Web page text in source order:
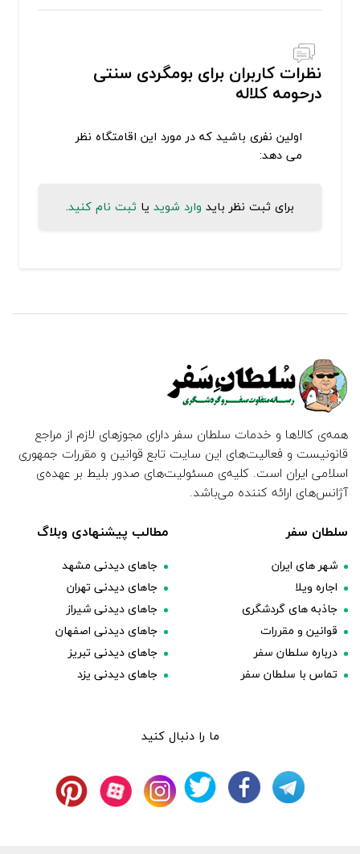
نظرات کاربران برای بومگردی سنتی
درحومه کلاله
اولین نفری باشید که در مورد این اقامتگاه نظر
می دهد:
برای ثبت نظر باید وارد شوید یا ثبت نام کنید.
همه‌ی کالاها و خدمات سلطان سفر دارای مجوزهای لازم از مراجع
قانونیست و فعالیت‌های این سایت تابع قوانین و مقررات جمهوری
اسلامی ایران است. کلیه‌ی مسئولیت‌های صدور بلیط بر عهده‌ی
آژانس‌های ارائه کننده می‌باشد.
سلطان سفر
شهر های ایران
اجاره ویلا
جاذبه های گردشگری
قوانین و مقررات
درباره سلطان سفر
تماس با سلطان سفر
مطالب پیشنهادی وبلاگ
جاهای دیدنی مشهد
جاهای دیدنی تهران
جاهای دیدنی شیراز
جاهای دیدنی اصفهان
جاهای دیدنی تبریز
جاهای دیدنی یزد
ما را دنبال کنید